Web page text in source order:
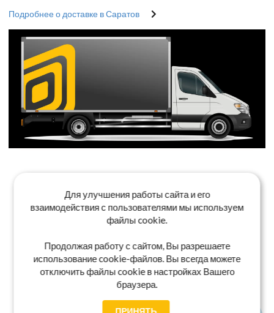
Подробнее о доставке в Саратов
Для улучшения работы сайта и его
взаимодействия с пользователями мы используем
файлы cookie.
Продолжая работу с сайтом, Вы разрешаете
использование cookie-файлов. Вы всегда можете
отключить файлы cookie в настройках Вашего
браузера.
ПРИНЯТЬ